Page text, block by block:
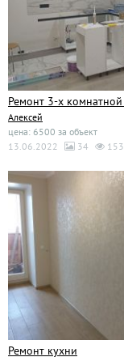
Ремонт 3-х
Алексей
цена: 6500 за объект
13.06.2022
34
Ремонт кухни